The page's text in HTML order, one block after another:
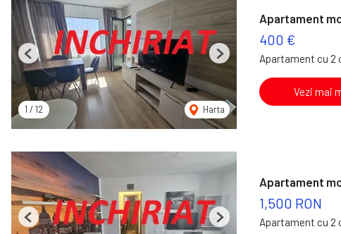
1 / 12 Harta
Previous Next
Apartament
400 €
Apartament cu 2
Vezi mai
Previous Next
Apartament
1,500 RON
Apartament cu 2